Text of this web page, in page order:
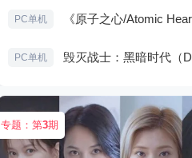
PC单机 《原子之心/Atomic
PC单机
专题：第3期